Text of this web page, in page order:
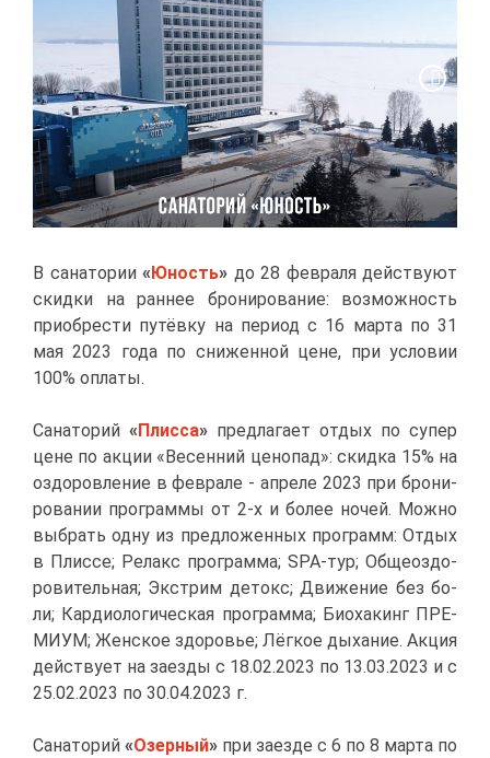
В са­на­то­рии «Юность» до 28 фев­ра­ля дей­ству­ют
скид­ки на ран­нее бро­ни­ро­ва­ние: воз­мож­ность
при­об­ре­сти пу­тёв­ку на пе­ри­од с 16 мар­та по 31
мая 2023 го­да по сни­жен­ной цене, при усло­вии
100% опла­ты.
Са­на­то­рий «Плис­са» пред­ла­га­ет от­дых по су­пер
цене по ак­ции «Ве­сен­ний це­но­пад»: скид­ка 15% на
оздо­ров­ле­ние в фев­ра­ле - ап­ре­ле 2023 при бро­ни­
ро­ва­нии про­грам­мы от 2-х и бо­лее но­чей. Мож­но
вы­брать од­ну из пред­ло­жен­ных про­грамм: От­дых
в Плис­се; Ре­лакс про­грам­ма; SPA-тур; Об­щеоздо­
ро­ви­тель­ная; Экс­т­рим де­токс; Дви­же­ние без бо­
ли; Кар­дио­ло­ги­че­ская про­грам­ма; Биох­а­кинг ПРЕ­
МИ­УМ; Жен­ское здо­ро­вье; Лёг­кое ды­ха­ние. Ак­ция
дей­ству­ет на за­ез­ды с 18.02.2023 по 13.03.2023 и с
25.02.2023 по 30.04.2023 г.
Са­на­то­рий «Озер­ный» при за­ез­де с 6 по 8 мар­та по